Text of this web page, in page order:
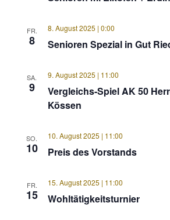
FR.
8 Senioren Spezial in Gut
8. August 2025 | 0:00
SA.
9
Vergleichs-Spiel AK 50
Kössen
9. August 2025 | 11:00
SO.
10 Preis des Vorstands
10. August 2025 | 11:00
FR.
15 Wohltätigkeitsturnier
15. August 2025 | 11:00